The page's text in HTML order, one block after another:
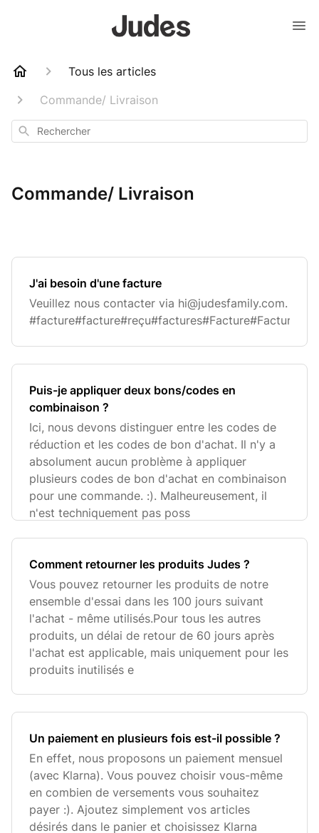
Tous les articles
Commande/ Livraison
Rechercher
Commande/ Livraison
J'ai besoin d'une facture
Veuillez nous contacter via hi@judesfamily.com.
Puis-je appliquer deux bons/codes en
combinaison ?
Ici, nous devons distinguer entre les codes de
réduction et les codes de bon d'achat. Il n'y a
absolument aucun problème à appliquer
plusieurs codes de bon d'achat en combinaison
pour une commande. :). Malheureusement, il
n'est techniquement pas poss
Comment retourner les produits Judes ?
Vous pouvez retourner les produits de notre
ensemble d'essai dans les 100 jours suivant
l'achat - même utilisés.Pour tous les autres
produits, un délai de retour de 60 jours après
l'achat est applicable, mais uniquement pour les
produits inutilisés e
Un paiement en plusieurs fois est-il possible ?
En effet, nous proposons un paiement mensuel
(avec Klarna). Vous pouvez choisir vous-même
en combien de versements vous souhaitez
payer :). Ajoutez simplement vos articles
désirés dans le panier et choisissez Klarna